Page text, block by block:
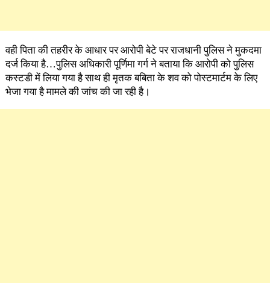
वही पिता की तहरीर के आधार पर आरोपी बेटे पर राजधानी पुलिस ने मुकदमा
दर्ज किया है…पुलिस अधिकारी पूर्णिमा गर्ग ने बताया कि आरोपी को पुलिस
कस्टडी में लिया गया है साथ ही मृतक बबिता के शव को पोस्टमार्टम के लिए
भेजा गया है मामले की जांच की जा रही है।